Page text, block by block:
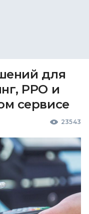
для
РРО и
сервисе
23543